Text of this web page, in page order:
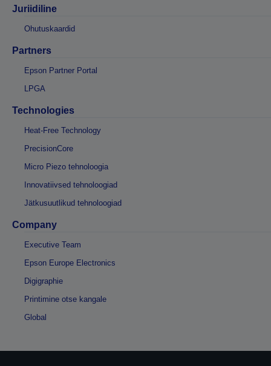
Juriidiline
Ohutuskaardid
Partners
Epson Partner Portal
LPGA
Technologies
Heat-Free Technology
PrecisionCore
Micro Piezo tehnoloogia
Innovatiivsed tehnoloogiad
Jätkusuutlikud tehnoloogiad
Company
Executive Team
Epson Europe Electronics
Digigraphie
Printimine otse kangale
Global